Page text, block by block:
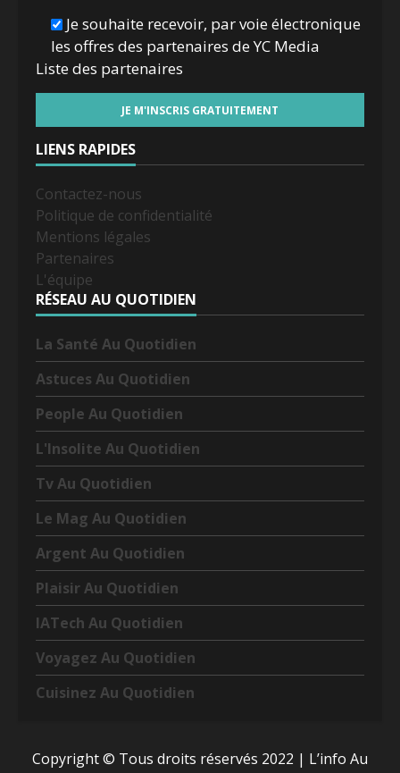
Je souhaite recevoir, par voie électronique
les offres des partenaires de YC Media
Liste des partenaires
LIENS RAPIDES
Contactez-nous
Politique de confidentialité
Mentions légales
Partenaires
L'équipe
RÉSEAU AU QUOTIDIEN
La Santé Au Quotidien
Astuces Au Quotidien
People Au Quotidien
L'Insolite Au Quotidien
Tv Au Quotidien
Le Mag Au Quotidien
Argent Au Quotidien
Plaisir Au Quotidien
IATech Au Quotidien
Voyagez Au Quotidien
Cuisinez Au Quotidien
Copyright © Tous droits réservés 2022 | L’info Au